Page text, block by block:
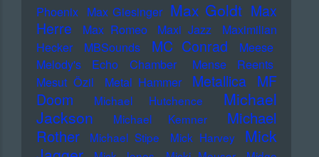
Phoenix Max Giesinger Max Goldt Max
Herre
Max Romeo Maxi Jazz
Maximilian
Hecker
MBSounds MC Conrad
Meese
Melody's Echo Chamber
Mense Reents
Mesut Özil
Metal Hammer Metallica MF
Doom
Michael Hutchence
Michael
Jackson
Michael Kemner
Michael
Rother
Michael Stipe Mick Harvey
Mick